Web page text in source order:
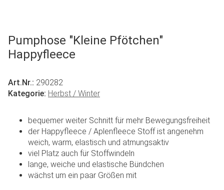
Pumphose "Kleine Pfötchen"
Happyfleece
Art.Nr.: 290282
Kategorie: Herbst / Winter
bequemer weiter Schnitt für mehr Bewegungsfreiheit
der Happyfleece / Aplenfleece Stoff ist angenehm
weich, warm, elastisch und atmungsaktiv
viel Platz auch für Stoffwindeln
lange, weiche und elastische Bündchen
wächst um ein paar Größen mit